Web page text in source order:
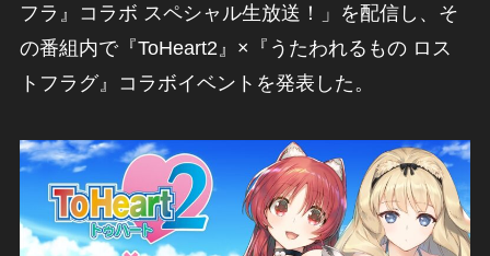
フラ』コラボ スペシャル生放送！」を配信し、そ
の番組内で『ToHeart2』×『うたわれるもの ロス
トフラグ』コラボイベントを発表した。